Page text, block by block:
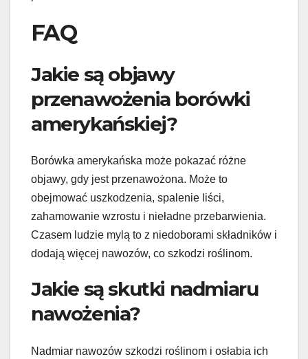
FAQ
Jakie są objawy
przenawożenia borówki
amerykańskiej?
Borówka amerykańska może pokazać różne
objawy, gdy jest przenawożona. Może to
obejmować uszkodzenia, spalenie liści,
zahamowanie wzrostu i nieładne przebarwienia.
Czasem ludzie mylą to z niedoborami składników i
dodają więcej nawozów, co szkodzi roślinom.
Jakie są skutki nadmiaru
nawożenia?
Nadmiar nawozów szkodzi roślinom i osłabia ich